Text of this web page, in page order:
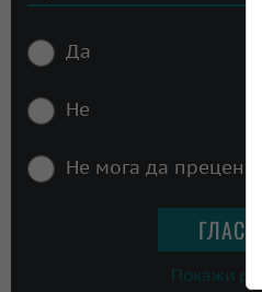
Да
Не
Не мога да преценя
Покажи